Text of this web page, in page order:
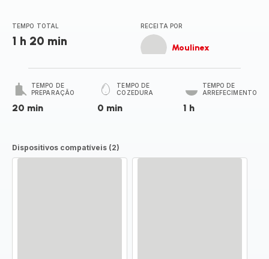
TEMPO TOTAL
1 h 20 min
RECEITA POR
Moulinex
TEMPO DE
PREPARAÇÃO
20 min
TEMPO DE
COZEDURA
0 min
TEMPO DE
ARREFECIMENTO
1 h
Dispositivos compatíveis (2)